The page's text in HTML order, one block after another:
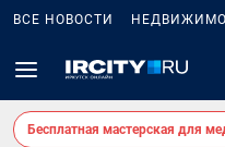
ВСЕ НОВОСТИ
Бесплатная мастерская для